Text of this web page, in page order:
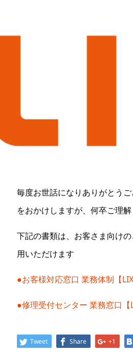
毎度お世話になりありがとう
をおかけしますが、何卒ご理
下記の書類は、お客さま向け
用いただけます
●お客様対応窓口 業務体制【
●修理受付センター 業務窓口【
Tweet Share +1